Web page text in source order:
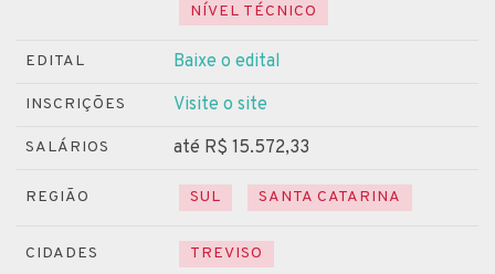
NÍVEL TÉCNICO
EDITAL Baixe o edital
INSCRIÇÕES Visite o site
SALÁRIOS até R$ 15.572,33
REGIÃO SUL SANTA CATARINA
CIDADES TREVISO